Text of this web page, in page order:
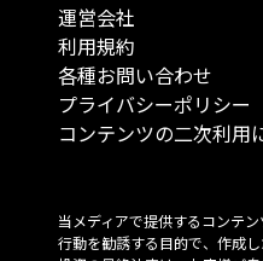
運営会社
利用規約
各種お問い合わせ
プライバシーポリシー
コンテンツの二次利用
当メディアで提供するコンテ
行動を勧誘する目的で、作成